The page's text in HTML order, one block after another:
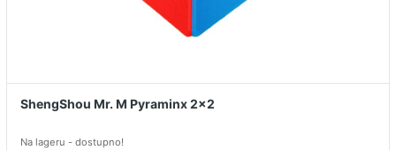
ShengShou Mr. M Pyraminx 2x2
Na lageru - dostupno!